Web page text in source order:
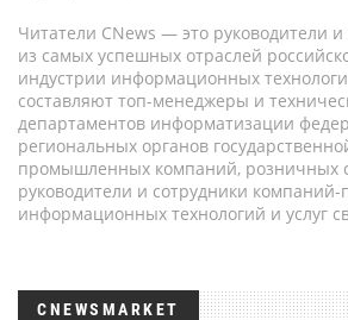
Читатели CNews — это руководители
из самых успешных отраслей
индустрии информационных
составляют топ-менеджеры и
департаментов информатизации
региональных органов
промышленных компаний, розничных
руководители и сотрудники
информационных технологий и услуг
CNEWSMARKET